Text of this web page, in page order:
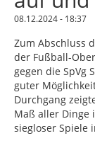
08.12.2024 - 18:37
Zum Abschluss
der Fußball-
gegen die SpVg
guter
Durchgang
Maß aller Dinge
siegloser Spiele